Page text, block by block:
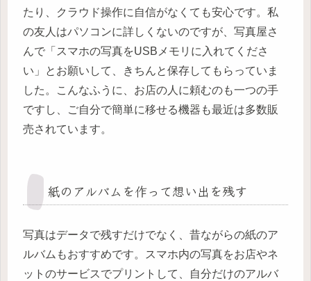
たり、クラウド操作に自信がなくても安心です。私
の友人はパソコンに詳しくないのですが、写真屋さ
んで「スマホの写真をUSBメモリに入れてくださ
い」とお願いして、きちんと保存してもらっていま
した。こんなふうに、お店の人に頼むのも一つの手
ですし、ご自分で簡単に移せる機器も最近は多数販
売されています。
紙のアルバムを作って想い出を残す
写真はデータで残すだけでなく、昔ながらの紙のア
ルバムもおすすめです。スマホ内の写真をお店やネ
ットのサービスでプリントして、自分だけのアルバ